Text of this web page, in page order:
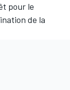
pour le
de la